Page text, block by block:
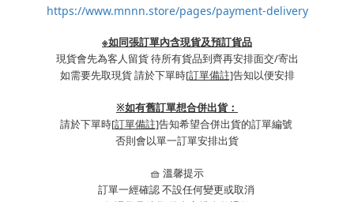
https://www.mnnn.store/pages/payment-delivery
※如同張訂單內含現貨及預訂貨品
現貨會先為客人留貨 待所有貨品到齊再安排面交/寄出
如需要先取現貨 請於下單時[訂單備註]告知以便安排
※如有舊訂單想合併出貨：
請於下單時[訂單備註]告知希望合併出貨的訂單編號
否則會以單一訂單安排出貨
🧺 溫馨提示
訂單一經確認 不設任何變更或取消